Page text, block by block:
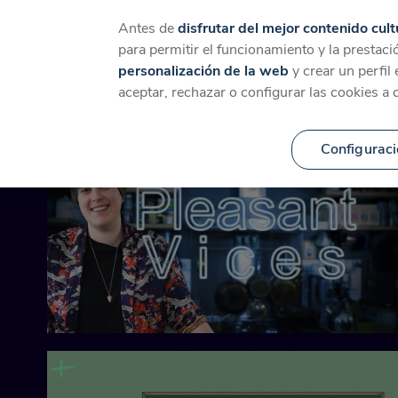
Catálogo Temáticas
Contenido
Antes dedisfrutar del mejor contenido
para permitir el funcionamiento y la
personalización de la web y crear un perfil
aceptar, rechazar o configurar las cookies